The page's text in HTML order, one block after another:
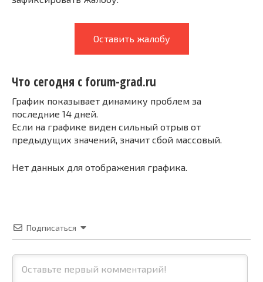
Оставить жалобу
Что сегодня с forum-grad.ru
График показывает динамику проблем за
последние 14 дней.
Если на графике виден сильный отрыв от
предыдущих значений, значит сбой массовый.
Нет данных для отображения графика.
Подписаться